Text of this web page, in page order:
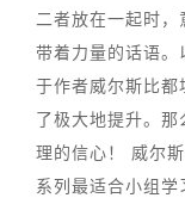
二者放在一起时，
带着力量的话语。
于作者威尔斯比都
了极大地提升。
理的信心！ 威尔
系列最适合小组